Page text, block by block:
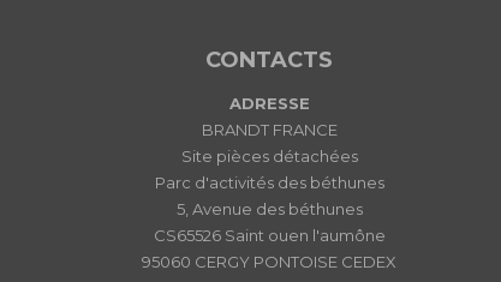
CONTACTS
ADRESSE
BRANDT FRANCE
Site pièces détachées
Parc d'activités des béthunes
5, Avenue des béthunes
CS65526 Saint ouen l'aumône
95060 CERGY PONTOISE CEDEX